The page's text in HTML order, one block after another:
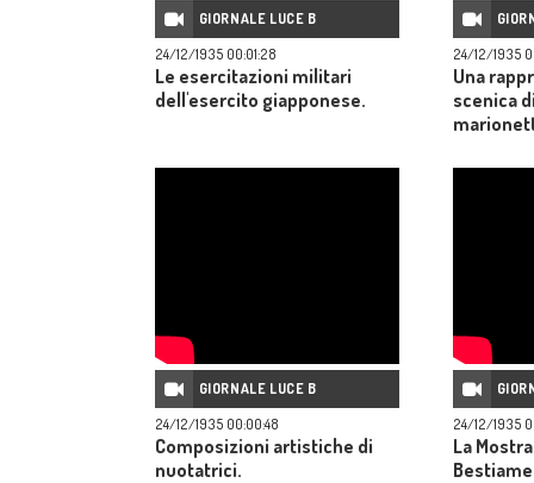
GIORNALE LUCE B
24/12/1935 00:01:28
Le esercitazioni militari
dell'esercito giapponese.
24/12/1935
Una
scenica
GIORNALE LUCE B
24/12/1935 00:00:48
Composizioni artistiche di
nuotatrici.
24/12/1935
La